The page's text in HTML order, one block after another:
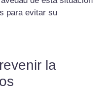
para evitar su
la